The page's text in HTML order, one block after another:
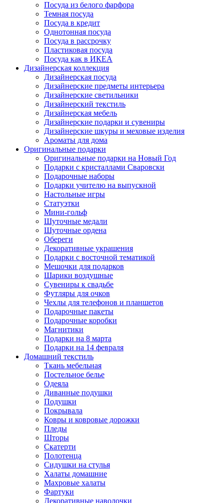
Посуда из белого фарфора
Темная посуда
Посуда в кредит
Однотонная посуда
Посуда в рассрочку
Пластиковая посуда
Посуда как в ИКЕА
Дизайнерская коллекция
Дизайнерская посуда
Дизайнерские предметы интерьера
Дизайнерские светильники
Дизайнерский текстиль
Дизайнерская мебель
Дизайнерские подарки и сувениры
Дизайнерские шкуры и меховые изделия
Ароматы для дома
Оригинальные подарки
Оригинальные подарки на Новый Год
Подарки с кристаллами Сваровски
Подарочные наборы
Подарки учителю на выпускной
Настольные игры
Статуэтки
Мини-гольф
Шуточные медали
Шуточные ордена
Обереги
Декоративные украшения
Подарки с восточной тематикой
Мешочки для подарков
Шарики воздушные
Сувениры к свадьбе
Футляры для очков
Чехлы для телефонов и планшетов
Подарочные пакеты
Подарочные коробки
Магнитики
Подарки на 8 марта
Подарки на 14 февраля
Домашний текстиль
Ткань мебельная
Постельное белье
Одеяла
Диванные подушки
Подушки
Покрывала
Ковры и ковровые дорожки
Пледы
Шторы
Скатерти
Полотенца
Сидушки на стулья
Халаты домашние
Махровые халаты
Фартуки
Декоративные наволочки